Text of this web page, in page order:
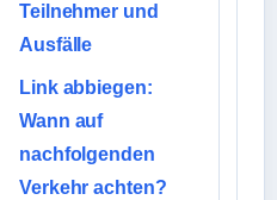
Teilnehmer und
Ausfälle
Link abbiegen:
Wann auf
nachfolgenden
Verkehr achten?